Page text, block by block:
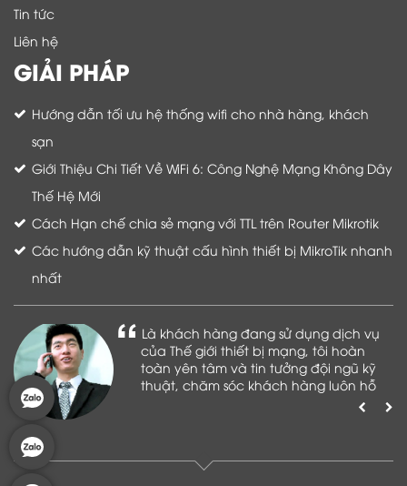
Tin tức
Liên hệ
GIẢI PHÁP
Hướng dẫn tối ưu hệ thống wifi cho nhà hàng, khách
sạn
Giới Thiệu Chi Tiết Về WiFi 6: Công Nghệ Mạng Không Dây
Thế Hệ Mới
Cách Hạn chế chia sẻ mạng với TTL trên Router Mikrotik
Các hướng dẫn kỹ thuật cấu hình thiết bị MikroTik nhanh
nhất
Là khách hàng đang sử dụng dịch vụ
của Thế giới thiết bị mạng, tôi hoàn
toàn yên tâm và tin tưởng đội ngũ kỹ
thuật, chăm sóc khách hàng luôn hỗ